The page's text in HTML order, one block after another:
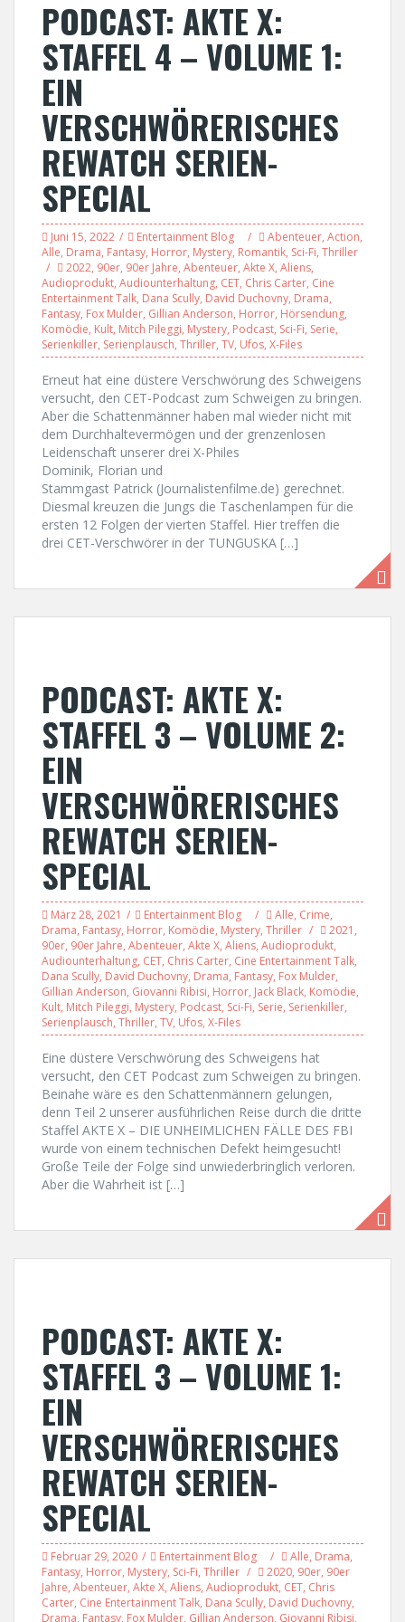
PODCAST: AKTE X:
STAFFEL 4 – VOLUME 1:
EIN
VERSCHWÖRERISCHES
REWATCH SERIEN-
SPECIAL
Juni 15, 2022 Entertainment Blog Abenteuer, Action,
Alle, Drama, Fantasy, Horror, Mystery, Romantik, Sci-Fi, Thriller
2022, 90er, 90er Jahre, Abenteuer, Akte X, Aliens,
Audioprodukt, Audiounterhaltung, CET, Chris Carter, Cine
Entertainment Talk, Dana Scully, David Duchovny, Drama,
Fantasy, Fox Mulder, Gillian Anderson, Horror, Hörsendung,
Komödie, Kult, Mitch Pileggi, Mystery, Podcast, Sci-Fi, Serie,
Serienkiller, Serienplausch, Thriller, TV, Ufos, X-Files
Erneut hat eine düstere Verschwörung des Schweigens
versucht, den CET-Podcast zum Schweigen zu bringen.
Aber die Schattenmänner haben mal wieder nicht mit
dem Durchhaltevermögen und der grenzenlosen
Leidenschaft unserer drei X-Philes
Dominik, Florian und
Stammgast Patrick (Journalistenfilme.de) gerechnet.
Diesmal kreuzen die Jungs die Taschenlampen für die
ersten 12 Folgen der vierten Staffel. Hier treffen die
drei CET-Verschwörer in der TUNGUSKA […]
PODCAST: AKTE X:
STAFFEL 3 – VOLUME 2:
EIN
VERSCHWÖRERISCHES
REWATCH SERIEN-
SPECIAL
März 28, 2021 Entertainment Blog Alle, Crime,
Drama, Fantasy, Horror, Komödie, Mystery, Thriller 2021 ,
90er, 90er Jahre, Abenteuer, Akte X, Aliens, Audioprodukt,
Audiounterhaltung, CET, Chris Carter, Cine Entertainment Talk,
Dana Scully, David Duchovny, Drama, Fantasy, Fox Mulder,
Gillian Anderson, Giovanni Ribisi, Horror, Jack Black, Komödie,
Kult, Mitch Pileggi, Mystery, Podcast, Sci-Fi, Serie, Serienkiller,
Serienplausch, Thriller, TV, Ufos, X-Files
Eine düstere Verschwörung des Schweigens hat
versucht, den CET Podcast zum Schweigen zu bringen.
Beinahe wäre es den Schattenmännern gelungen,
denn Teil 2 unserer ausführlichen Reise durch die dritte
Staffel AKTE X – DIE UNHEIMLICHEN FÄLLE DES FBI
wurde von einem technischen Defekt heimgesucht!
Große Teile der Folge sind unwiederbringlich verloren.
Aber die Wahrheit ist […]
PODCAST: AKTE X:
STAFFEL 3 – VOLUME 1:
EIN
VERSCHWÖRERISCHES
REWATCH SERIEN-
SPECIAL
Februar 29, 2020 Entertainment Blog Alle, Drama,
Fantasy, Horror, Mystery, Sci-Fi, Thriller 2020, 90er, 90er
Jahre, Abenteuer, Akte X, Aliens, Audioprodukt, CET, Chris
Carter, Cine Entertainment Talk, Dana Scully, David Duchovny,
Drama, Fantasy, Fox Mulder, Gillian Anderson, Giovanni Ribisi,